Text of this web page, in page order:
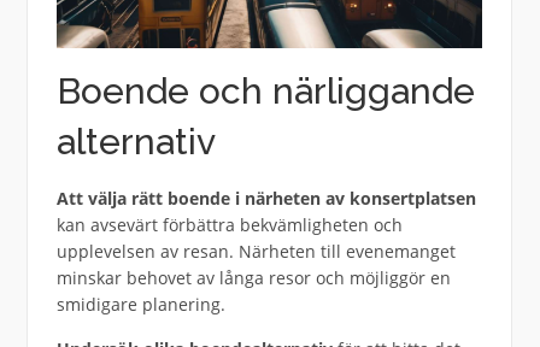
Boende och närliggande
alternativ
Att välja rätt boende i närheten av konsertplatsen
kan avsevärt förbättra bekvämligheten och
upplevelsen av resan. Närheten till evenemanget
minskar behovet av långa resor och möjliggör en
smidigare planering.